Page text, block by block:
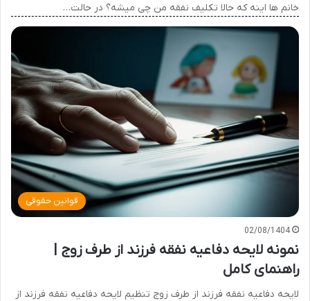
خانم ها اینه که حالا تکلیف نفقه من چی میشه؟ در حالت…
قوانین حقوقی
02/08/1404
نمونه لایحه دفاعیه نفقه فرزند از طرف زوج |
راهنمای کامل
لایحه دفاعیه نفقه فرزند از طرف زوج تنظیم لایحه دفاعیه نفقه فرزند از